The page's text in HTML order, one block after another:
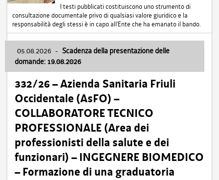
I testi pubblicati costituiscono uno strumento di
consultazione documentale privo di qualsiasi valore giuridico e la
responsabilità degli stessi è in capo all'Ente che ha emanato il bando.
05.08.2026 - Scadenza della presentazione delle
domande: 19.08.2026
332/26 – Azienda Sanitaria Friuli
Occidentale (AsFO) –
COLLABORATORE TECNICO
PROFESSIONALE (Area dei
professionisti della salute e dei
funzionari) – INGEGNERE BIOMEDICO
– Formazione di una graduatoria